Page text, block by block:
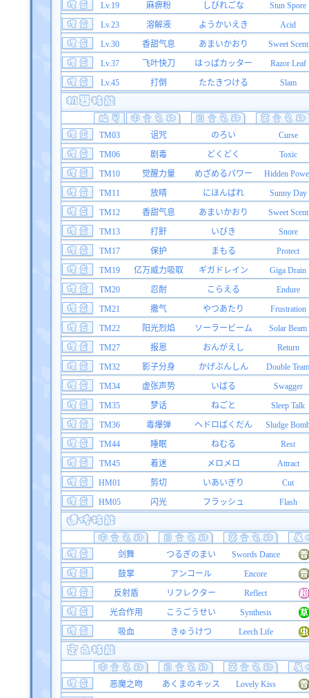
Lv.19
麻痹粉 しびれごな
Stun Spore
Lv.23
溶解液 ようかいえき
Acid
Lv.30
香甜气息 あまいかおり
Sweet Scent
Lv.37
飞叶快刀 はっぱカッター
Razor Leaf
Lv.45
打倒 たたきつける Slam
TM03 诅咒 のろい
Curse
TM06
剧毒 どくどく
Toxic
TM10
觉醒力量 めざめるパワー
Hidden
TM11
放晴 にほんばれ
Sunny Day
TM12
香甜气息 あまいかおり
Sweet Scent
TM13
打鼾 いびき
Snore
TM17
保护 まもる
Protect
TM19
亿万威力吸取 ギガドレイン
Giga Drain
TM20
忍耐 こらえる
Endure
TM21
撒气 やつあたり
Frustration
TM22
阳光烈焰 ソーラービーム
Solar Beam
TM27
报恩 おんがえし
Return
TM32
影子分身 かげぶんしん
Double Team
TM34
虚张声势 いばる
Swagger
TM35
梦话 ねごと
Sleep Talk
TM36
毒爆弹 ヘドロばくだん
Sludge
TM44
睡眠 ねむる
Rest
TM45
着迷 メロメロ
Attract
HM01
剪切 いあいぎり
Cut
HM05
闪光 フラッシュ Flash
剑舞 つるぎのまい
Swords Dance
鼓掌
アンコール
Encore
反射盾
リフレクター
Reflect
光合作用
こうごうせい
Synthesis
吸血
きゅうけつ Leech Life
恶魔之吻 あくまのキッス Lovely Kiss